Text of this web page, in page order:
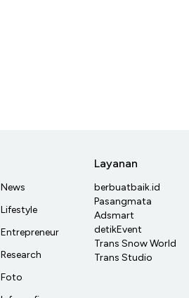
News
Lifestyle
Entrepreneur
Research
Foto
Layanan
berbuatbaik.id
Pasangmata
Adsmart
detikEvent
Trans Snow World
Trans Studio